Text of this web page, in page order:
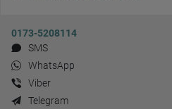
0173-5208114
SMS
WhatsApp
Viber
Telegram